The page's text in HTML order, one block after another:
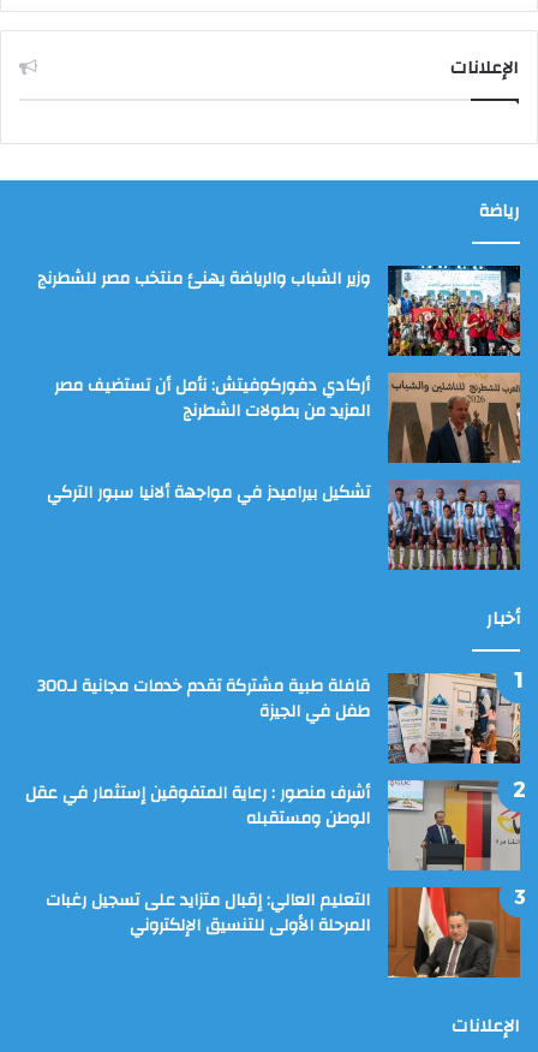
الإعلانات
رياضة
وزير الشباب والرياضة يهنئ منتخب مصر للشطرنج
أركادي دفوركوفيتش: نأمل أن تستضيف مصر
المزيد من بطولات الشطرنج
تشكيل بيراميدز في مواجهة ألانيا سبور التركي
أخبار
قافلة طبية مشتركة تقدم خدمات مجانية لـ300
طفل في الجيزة
أشرف منصور : رعاية المتفوقين إستثمار في عقل
الوطن ومستقبله
التعليم العالي: إقبال متزايد على تسجيل رغبات
المرحلة الأولى للتنسيق الإلكتروني
الإعلانات